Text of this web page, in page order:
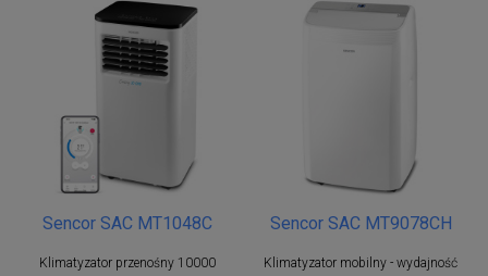
Sencor SAC MT1048C
Klimatyzator przenośny 10000
Sencor SAC MT9078CH
Klimatyzator mobilny - wydajność